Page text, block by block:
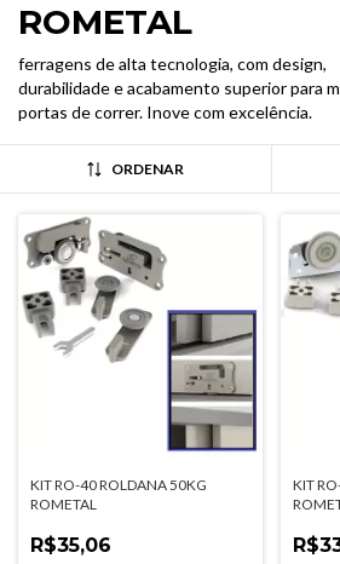
ROMETAL
ferragens de alta tecnologia, com design,
durabilidade e acabamento superior para
portas de correr. Inove com excelência.
ORDENAR
KIT RO-40 ROLDANA 50KG
ROMETAL
R$35,06
KIT